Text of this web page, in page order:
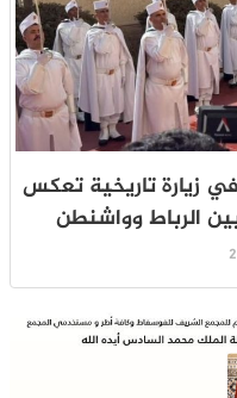
زيارة تاريخية تعكس
الرباط وواشنطن